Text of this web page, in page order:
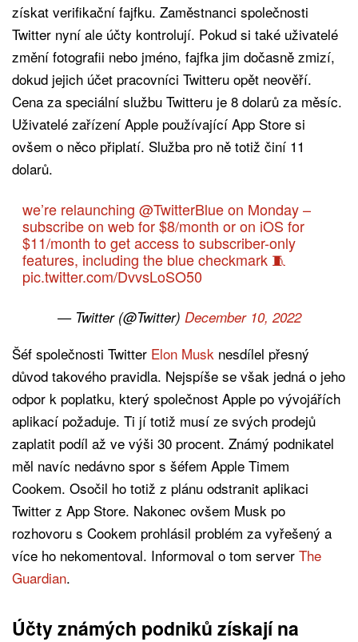
získat verifikační fajfku. Zaměstnanci společnosti
Twitter nyní ale účty kontrolují. Pokud si také uživatelé
změní fotografii nebo jméno, fajfka jim dočasně zmizí,
dokud jejich účet pracovníci Twitteru opět neověří.
Cena za speciální službu Twitteru je 8 dolarů za měsíc.
Uživatelé zařízení Apple používající App Store si
ovšem o něco připlatí. Služba pro ně totiž činí 11
dolarů.
we’re relaunching @TwitterBlueon Monday –
subscribe on web for $8/month or on iOS for
$11/month to get access to subscriber-only
features, including the blue checkmark 🧵
pic.twitter.com/DvvsLoSO50
— Twitter (@Twitter) December 10, 2022
Šéf společnosti Twitter Elon Musk nesdílel přesný
důvod takového pravidla. Nejspíše se však jedná o jeho
odpor k poplatku, který společnost Apple po vývojářích
aplikací požaduje. Ti jí totiž musí ze svých prodejů
zaplatit podíl až ve výši 30 procent. Známý podnikatel
měl navíc nedávno spor s šéfem Apple Timem
Cookem. Osočil ho totiž z plánu odstranit aplikaci
Twitter z App Store. Nakonec ovšem Musk po
rozhovoru s Cookem prohlásil problém za vyřešený a
více ho nekomentoval. Informoval o tom server The
Guardian.
Účty známých podniků získají na